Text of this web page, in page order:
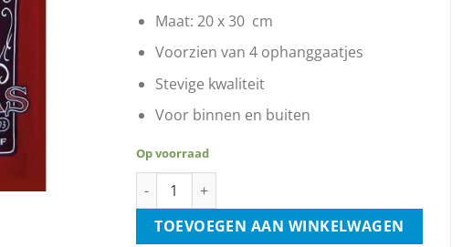
Maat: 20 x 30 cm
Voorzien van 4 ophanggaatjes
Stevige kwaliteit
Voor binnen en buiten
Op voorraad
Sin City Whiskey Las Vegas Stronger Than Hell aantal
TOEVOEGEN AAN WINKELWAGEN